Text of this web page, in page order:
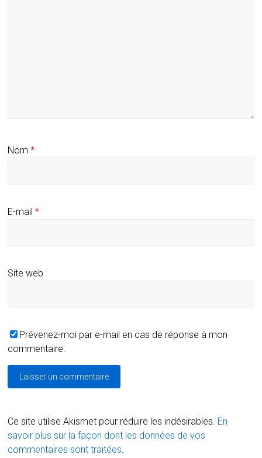
Nom*
E-mail*
Site web
Prévenez-moi par e-mail en cas de réponse à mon
commentaire.
Ce site utilise Akismet pour réduire les indésirables. En
savoir plus sur la façon dont les données de vos
commentaires sont traitées.